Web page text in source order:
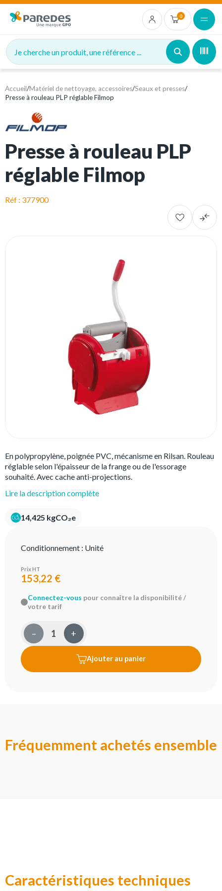
0
Je cherche un produit, une référence ...
Accueil/Matériel de nettoyage, accessoires/Seaux et presses/
Presse à rouleau PLP réglable Filmop
Presse à rouleau PLP
réglable Filmop
Réf : 377900
En polypropylène, poignée PVC, mécanisme en Rilsan. Rouleau
réglable selon l'épaisseur de la frange ou de l'essorage
souhaité. Avec cache anti-projections.
Lire la description complète
14,425 kgCO₂e
Conditionnement : Unité
Prix HT
153,22 €
Connectez-vous pour connaître la disponibilité /
votre tarif
– +
Ajouter au panier
Fréquemment achetés ensemble
Caractéristiques techniques